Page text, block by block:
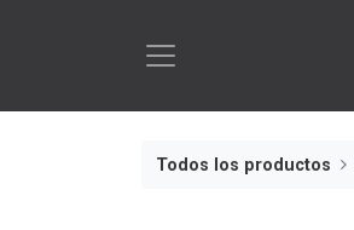
Todos los productos